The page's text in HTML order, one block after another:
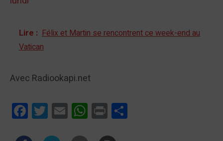
Lire : Félix et Martin se rencontrent ce week-end au
Vatican
Avec Radiookapi.net
FacebookTwitterEmail WhatsApp
Print